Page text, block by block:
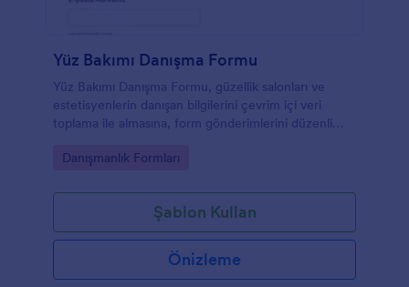
Yüz Bakımı Danışma Formu
Yüz Bakımı Danışma Formu, güzellik salonları ve
estetisyenlerin danışan bilgilerini çevrim içi veri
toplama ile almasına, form gönderimlerini düzenli
hazırlamasına yardımcı olur.
Go to Category:
Danışmanlık Formları
Şablon Kullan
Önizleme